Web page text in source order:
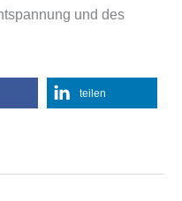
und des
teilen